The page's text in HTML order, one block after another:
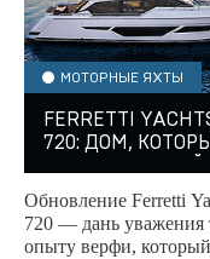
МОТОРНЫЕ ЯХТЫ
FERRETTI
720: ДОМ,
Обновление Ferretti
720 — дань уважения
опыту верфи,